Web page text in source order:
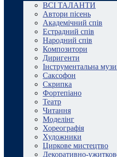
ВСІ ТАЛАНТИ
Автори пісень
Академічний спів
Естрадний спів
Народний спів
Композитори
Диригенти
Інструментальна
Саксофон
Скрипка
Фортепіано
Театр
Читання
Моделінг
Хореографія
Художники
Циркове мистецтво
Декоративно-